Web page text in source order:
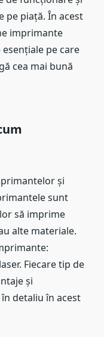
pe piață. În acest
imprimante
pe care
cea mai bună
și
sunt
să imprime
alte materiale.
Fiecare tip de
și
detaliu în acest